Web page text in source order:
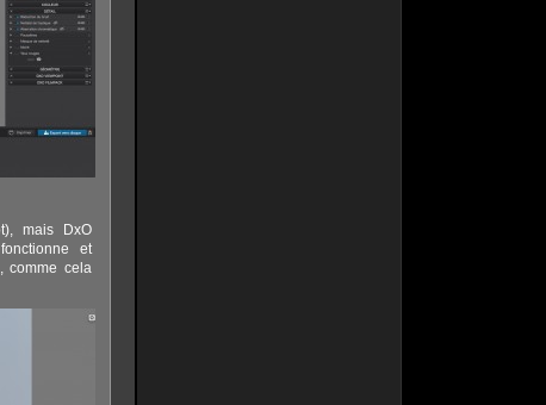
mais DxO
et
comme cela